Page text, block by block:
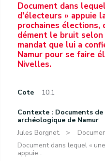
Document dans
d'électeurs » appuie
prochaines
dément le bruit
mandat que lui a
Namur pour se faire
Nivelles.
Cote 10.1
Contexte : Documents
archéologique de Namur
Jules Borgnet.
Document dans lequel «
appuie...